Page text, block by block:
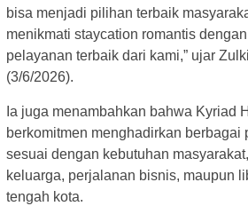
bisa menjadi pilihan terbaik
menikmati staycation romantis
pelayanan terbaik dari kami,” ujar
(3/6/2026).
Ia juga menambahkan bahwa Kyriad
berkomitmen menghadirkan berbagai
sesuai dengan kebutuhan
keluarga, perjalanan bisnis, maupun
tengah kota.